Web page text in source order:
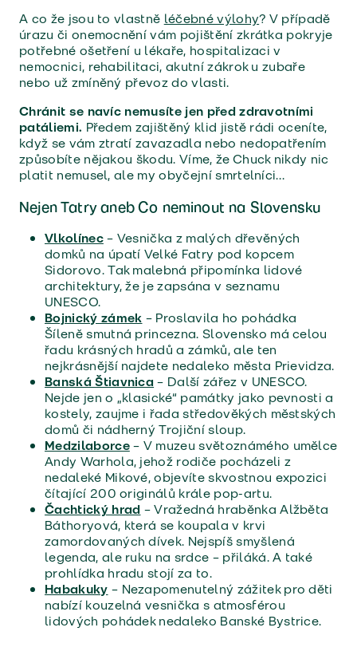
A co že jsou to vlastně léčebné výlohy? V případě
úrazu či onemocnění vám pojištění zkrátka pokryje
potřebné ošetření u lékaře, hospitalizaci v
nemocnici, rehabilitaci, akutní zákrok u zubaře
nebo už zmíněný převoz do vlasti.
Chránit se navíc nemusíte jen před zdravotními
patáliemi. Předem zajištěný klid jistě rádi oceníte,
když se vám ztratí zavazadla nebo nedopatřením
způsobíte nějakou škodu. Víme, že Chuck nikdy nic
platit nemusel, ale my obyčejní smrtelníci…
Nejen Tatry aneb Co neminout na Slovensku
Vlkolínec– Vesnička z malých dřevěných
domků na úpatí Velké Fatry pod kopcem
Sidorovo. Tak malebná připomínka lidové
architektury, že je zapsána v seznamu
UNESCO.
Bojnický zámek – Proslavila ho pohádka
Šíleně smutná princezna. Slovensko má celou
řadu krásných hradů a zámků, ale ten
nejkrásnější najdete nedaleko města Prievidza.
Banská Štiavnica – Další zářez v UNESCO.
Nejde jen o „klasické“ památky jako pevnosti a
kostely, zaujme i řada středověkých městských
domů či nádherný Trojiční sloup.
Medzilaborce– V muzeu světoznámého umělce
Andy Warhola, jehož rodiče pocházeli z
nedaleké Mikové, objevíte skvostnou expozici
čítající 200 originálů krále pop-artu.
Čachtický hrad – Vražedná hraběnka Alžběta
Báthoryová, která se koupala v krvi
zamordovaných dívek. Nejspíš smyšlená
legenda, ale ruku na srdce – přiláká. A také
prohlídka hradu stojí za to.
Habakuky – Nezapomenutelný zážitek pro děti
nabízí kouzelná vesnička s atmosférou
lidových pohádek nedaleko Banské Bystrice.